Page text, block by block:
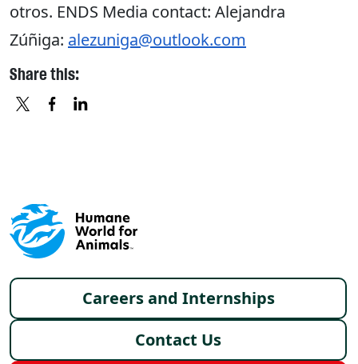
otros. ENDS Media contact: Alejandra
Zúñiga: alezuniga@outlook.com
Share this:
Footer menu
Careers and Internships
Contact Us